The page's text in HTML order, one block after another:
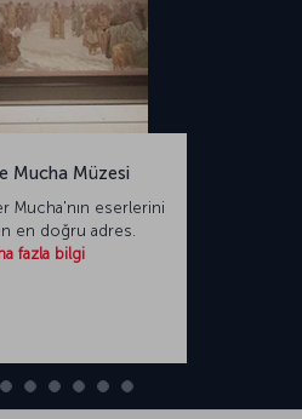
Mucha Müzesi
Mucha'nın eserlerini
en doğru adres.
fazla bilgi